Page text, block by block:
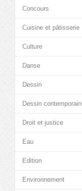
Concours
Cuisine et pâtisserie
Culture
Danse
Dessin
Dessin contemporain
Droit et justice
Eau
Edition
Environnement